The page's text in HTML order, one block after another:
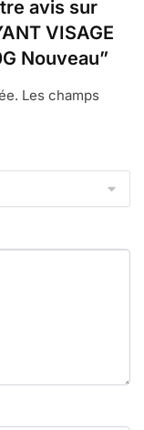
avis sur
VISAGE
Nouveau”
Les champs